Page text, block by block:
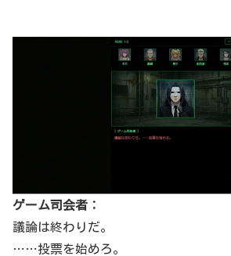
ゲーム司会者：
議論は終わりだ。
……投票を始めろ。